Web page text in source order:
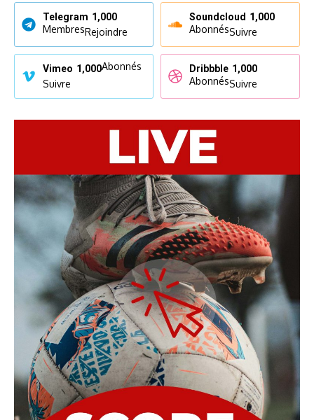
Telegram 1,000
MembresRejoindre
Soundcloud 1,000
AbonnésSuivre
Vimeo 1,000Abonnés
Suivre
Dribbble 1,000
AbonnésSuivre